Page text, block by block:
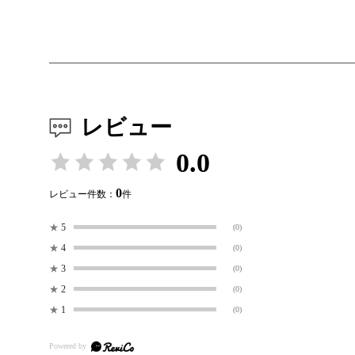
レビュー
0.0
レビュー件数： 0件
★ 5 (0)
★ 4 (0)
★ 3 (0)
★ 2 (0)
★ 1 (0)